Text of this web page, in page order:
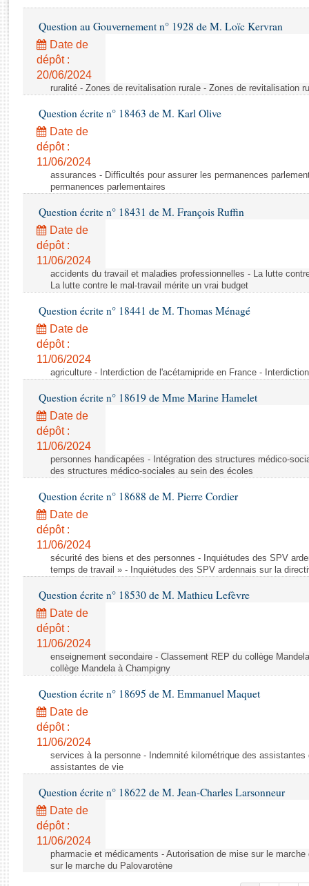
Baromètre de l’application des lois
Dossiers législatifs
Budget et sécurité sociale
Questions écrites et orales
Comptes rendus des débats
Question au Gouvernement n° 1928 de M. Loïc Kervran
Date de
dépôt :
20/06/2024
ruralité - Zones de revitalisation rurale - Zones de revitalisation
Question écrite n° 18463 de M. Karl Olive
Date de
dépôt :
11/06/2024
assurances - Difficultés pour assurer les permanences
permanences parlementaires
Question écrite n° 18431 de M. François Ruffin
Date de
dépôt :
11/06/2024
accidents du travail et maladies professionnelles - La lutte
La lutte contre le mal-travail mérite un vrai budget
Question écrite n° 18441 de M. Thomas Ménagé
Date de
dépôt :
11/06/2024
agriculture - Interdiction de l'acétamipride en France -
Question écrite n° 18619 de Mme Marine Hamelet
Date de
dépôt :
11/06/2024
personnes handicapées - Intégration des structures médico-
des structures médico-sociales au sein des écoles
Question écrite n° 18688 de M. Pierre Cordier
Date de
dépôt :
11/06/2024
sécurité des biens et des personnes - Inquiétudes des SPV
temps de travail » - Inquiétudes des SPV ardennais sur la
Question écrite n° 18530 de M. Mathieu Lefèvre
Date de
dépôt :
11/06/2024
enseignement secondaire - Classement REP du collège
collège Mandela à Champigny
Question écrite n° 18695 de M. Emmanuel Maquet
Date de
dépôt :
11/06/2024
services à la personne - Indemnité kilométrique des
assistantes de vie
Question écrite n° 18622 de M. Jean-Charles Larsonneur
Date de
dépôt :
11/06/2024
pharmacie et médicaments - Autorisation de mise sur le
sur le marche du Palovarotène